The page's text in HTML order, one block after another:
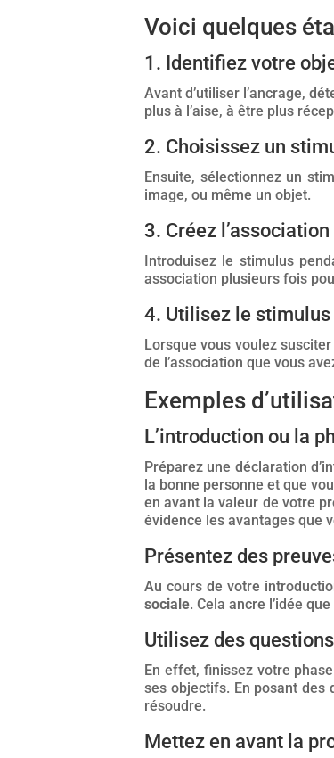
Voici quelques
1. Identifiez votre
Avant d’utiliser l’ancrage,
plus à l’aise, à être plus
2. Choisissez un
Ensuite, sélectionnez un
image, ou même un objet.
3. Créez l’association
Introduisez le stimulus
association plusieurs fois
4. Utilisez le
Lorsque vous voulez
de l’association que vous
Exemples
L’introduction ou la
Préparez une déclaration
la bonne personne et que
en avant la valeur de votre
évidence les avantages que
Présentez des
Au cours de votre
sociale. Cela ancre l’idée
Utilisez des
En effet, finissez votre
ses objectifs. En posant des
résoudre.
Mettez en avant la